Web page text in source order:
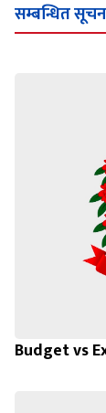
सम्बन्धित
Budget vs